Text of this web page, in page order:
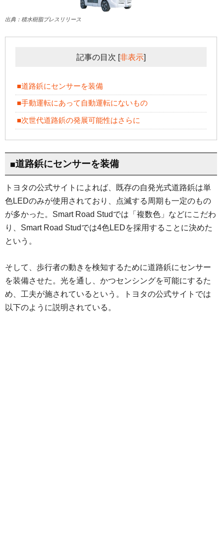
出典：積水樹脂プレスリリース
記事の目次 [非表示]
■道路鋲にセンサーを装備
■手動運転にあって自動運転にないもの
■次世代道路鋲の発展可能性はさらに
■道路鋲にセンサーを装備
トヨタの公式サイトによれば、既存の自発光式道路鋲は単
色LEDのみが使用されており、点滅する周期も一定のもの
が多かった。Smart Road Studでは「複数色」などにこだわ
り、Smart Road Studでは4色LEDを採用することに決めた
という。
そして、歩行者の動きを検知するために道路鋲にセンサー
を装備させた。光を通し、かつセンシングを可能にするた
め、工夫が施されているという。トヨタの公式サイトでは
以下のように説明されている。